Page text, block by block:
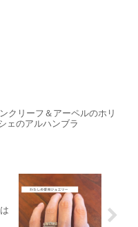
クリーフ＆アーペルのホリ
ェのアルハンブラ